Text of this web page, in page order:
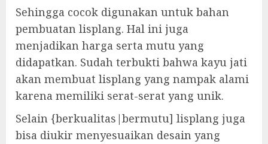
Sehingga cocok digunakan untuk bahan
pembuatan lisplang. Hal ini juga
menjadikan harga serta mutu yang
didapatkan. Sudah terbukti bahwa kayu jati
akan membuat lisplang yang nampak alami
karena memiliki serat-serat yang unik.
Selain {berkualitas|bermutu] lisplang juga
bisa diukir menyesuaikan desain yang